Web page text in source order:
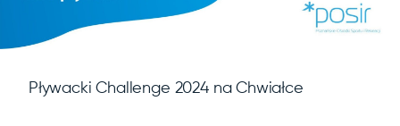
Pływacki Challenge 2024 na Chwiałce